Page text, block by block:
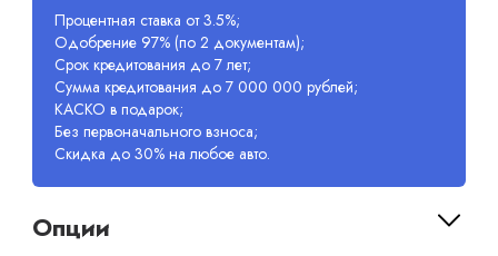
Процентная ставка от 3.5%;
Одобрение 97% (по 2 документам);
Срок кредитования до 7 лет;
Сумма кредитования до 7 000 000 рублей;
КАСКО в подарок;
Без первоначального взноса;
Скидка до 30% на любое авто.
Опции